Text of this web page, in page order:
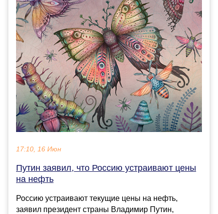
17:10, 16 Июн
Путин заявил, что Россию устраивают цены
на нефть
Россию устраивают текущие цены на нефть,
заявил президент страны Владимир Путин,